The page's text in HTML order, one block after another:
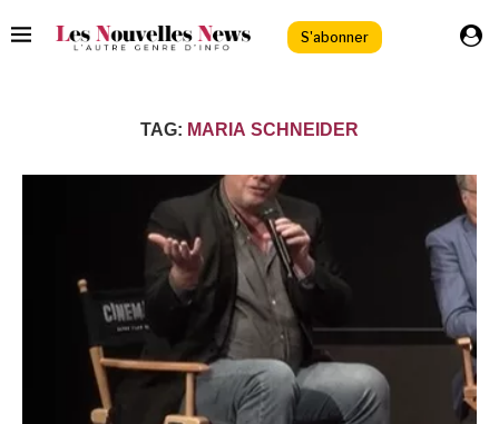
S'abonner
TAG: MARIA SCHNEIDER